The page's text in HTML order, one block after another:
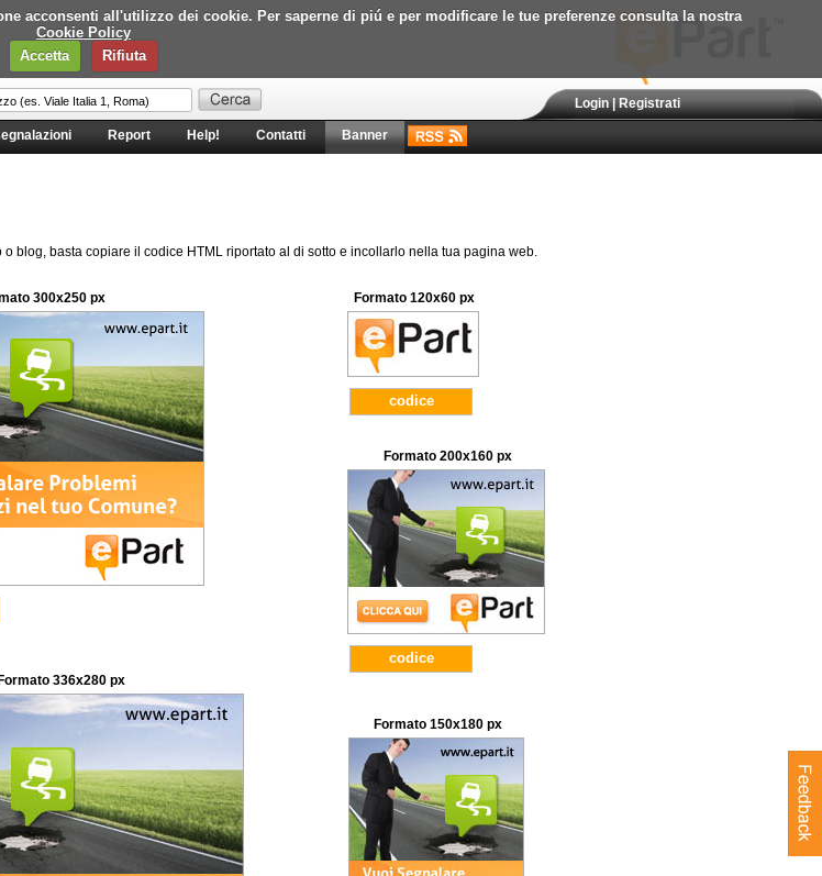
acconsenti all'utilizzo dei cookie. Per saperne di piú e per modificare le tue preferenze consulta la nostra
Cookie Policy
Accetta
Rifiuta
Login|Registrati
Report Help! Contatti Banner
blog, basta copiare il codice HTML riportato al di sotto e incollarlo nella tua pagina web.
300x250 px Formato 120x60 px
codice
Formato 200x160 px
codice
Formato 336x280 px
Formato 150x180 px